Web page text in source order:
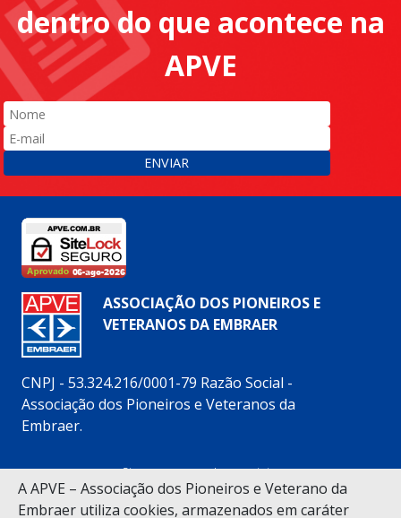
A APVE – Associação dos Pioneiros e Veterano da
Embraer utiliza cookies, armazenados em caráter
dentro do que acontece na
APVE
ENVIAR
ASSOCIAÇÃO DOS PIONEIROS E
VETERANOS DA EMBRAER
CNPJ - 53.324.216/0001-79 Razão Social -
Associação dos Pioneiros e Veteranos da
Embraer.
Siga nossas redes sociais: